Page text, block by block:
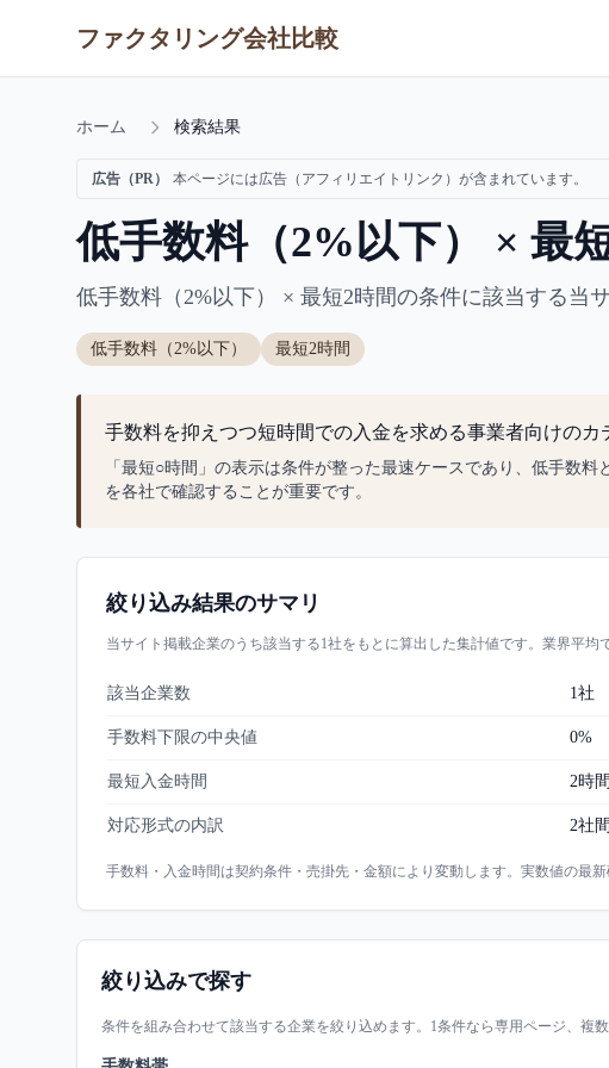
ファクタリング会社比較
ホーム 検索結果
広告（PR） 本ページには広告（アフィリエイトリンク）が含まれています。
低手数料（2%以下） × 最
低手数料（2%以下） × 最短2時間の条件に該当する当
低手数料（2%以下） 最短2時間
手数料を抑えつつ短時間での入金を求める事業者向けのカ
「最短○時間」の表示は条件が整った最速ケースであり、低手数
を各社で確認することが重要です。
絞り込み結果のサマリ
当サイト掲載企業のうち該当する1社をもとに算出した集計値です。業界平均
該当企業数 1社
手数料下限の中央値 0%
最短入金時間 2時間
対応形式の内訳 2社
手数料・入金時間は契約条件・売掛先・金額により変動します。実数値の最
絞り込みで探す
条件を組み合わせて該当する企業を絞り込めます。1条件なら専用ページ、複